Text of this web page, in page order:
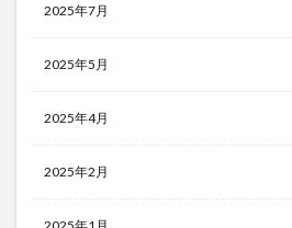
2025年7月
2025年5月
2025年4月
2025年2月